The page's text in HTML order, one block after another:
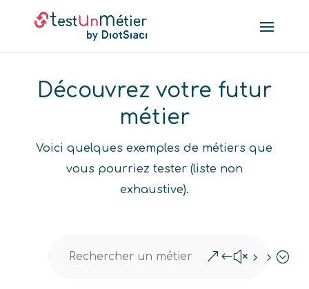
Découvrez votre futur
métier
Voici quelques exemples de métiers que
vous pourriez tester (liste non
exhaustive).
&#x55;